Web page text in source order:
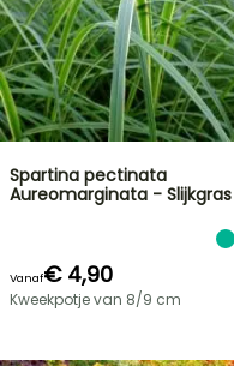
Spartina pectinata
Aureomarginata - Slijkgras
Vanaf€ 4,90
Kweekpotje van 8/9 cm